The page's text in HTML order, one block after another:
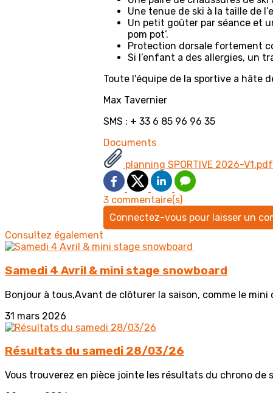
Une tenue de ski à la taille de
Un petit goûter par séance et
pom pot’.
Protection dorsale fortement
Si l’enfant a des allergies, un
Toute l'équipe de la sportive a hâte
Max Tavernier
SMS : + 33 6 85 96 96 35
Documents
planning SPORTIVE 2026-V1.pdf
3 commentaire(s)
Connectez-vous pour laisser un
Consultez également
Samedi 4 Avril & mini stage snowboard
Bonjour à tous,Avant de clôturer la saison, comme le mini
31 mars 2026
Résultats du samedi 28/03/26
Vous trouverez en pièce jointe les résultats du chrono de